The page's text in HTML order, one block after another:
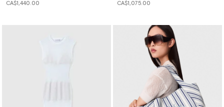
CA$1,440.00 CA$1,075.00